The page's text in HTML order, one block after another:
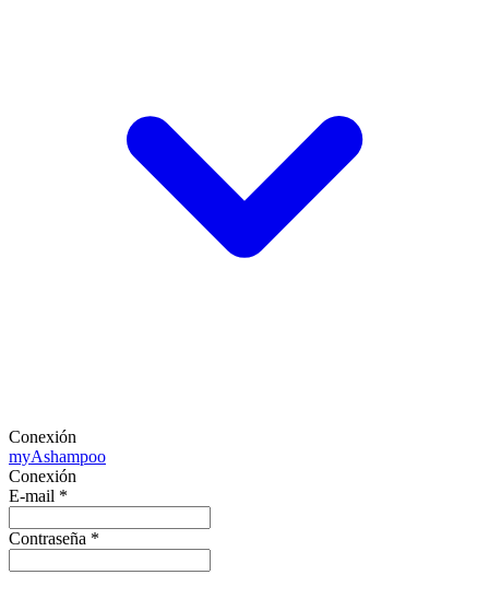
Conexión
myAshampoo
Conexión
E-mail *
Contraseña *